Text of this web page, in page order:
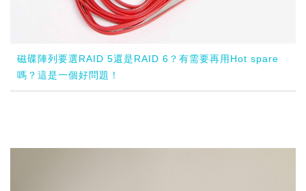
磁碟陣列要選RAID 5還是RAID 6？有需要再用Hot spare
嗎？這是一個好問題！